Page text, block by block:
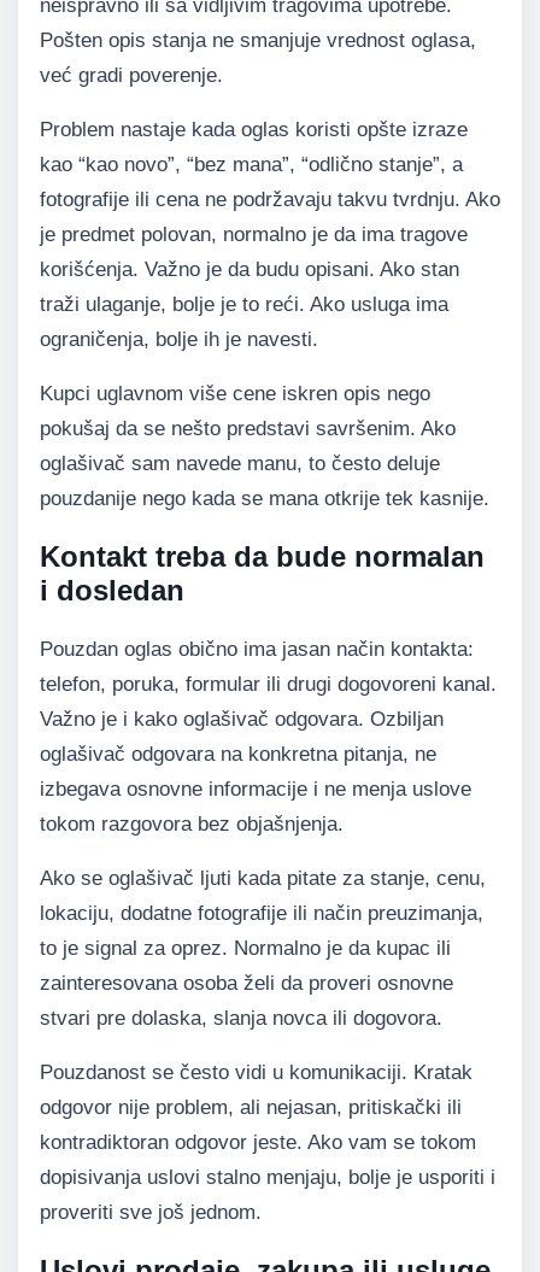
neispravno ili sa vidljivim tragovima upotrebe.
Pošten opis stanja ne smanjuje vrednost oglasa,
već gradi poverenje.
Problem nastaje kada oglas koristi opšte izraze
kao “kao novo”, “bez mana”, “odlično stanje”, a
fotografije ili cena ne podržavaju takvu tvrdnju. Ako
je predmet polovan, normalno je da ima tragove
korišćenja. Važno je da budu opisani. Ako stan
traži ulaganje, bolje je to reći. Ako usluga ima
ograničenja, bolje ih je navesti.
Kupci uglavnom više cene iskren opis nego
pokušaj da se nešto predstavi savršenim. Ako
oglašivač sam navede manu, to često deluje
pouzdanije nego kada se mana otkrije tek kasnije.
Kontakt treba da bude normalan
i dosledan
Pouzdan oglas obično ima jasan način kontakta:
telefon, poruka, formular ili drugi dogovoreni kanal.
Važno je i kako oglašivač odgovara. Ozbiljan
oglašivač odgovara na konkretna pitanja, ne
izbegava osnovne informacije i ne menja uslove
tokom razgovora bez objašnjenja.
Ako se oglašivač ljuti kada pitate za stanje, cenu,
lokaciju, dodatne fotografije ili način preuzimanja,
to je signal za oprez. Normalno je da kupac ili
zainteresovana osoba želi da proveri osnovne
stvari pre dolaska, slanja novca ili dogovora.
Pouzdanost se često vidi u komunikaciji. Kratak
odgovor nije problem, ali nejasan, pritiskački ili
kontradiktoran odgovor jeste. Ako vam se tokom
dopisivanja uslovi stalno menjaju, bolje je usporiti i
proveriti sve još jednom.